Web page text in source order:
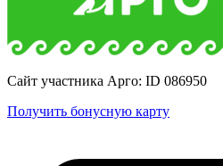
Сайт участника Арго: ID 086950
Получить бонусную карту